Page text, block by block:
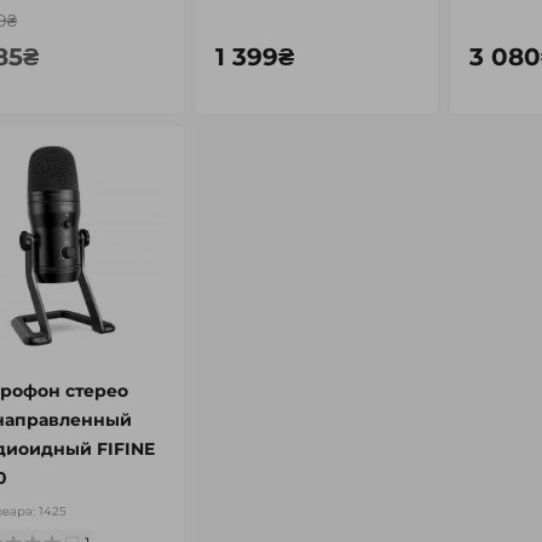
ноутбука 15,6”
9116 с кодовым
USB-портом
4
1 399₴ 3
стерео
FIFINE
1425